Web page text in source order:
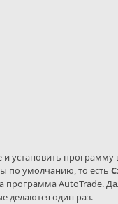
и установить
по умолчанию, то есть
программа AutoTrade.
делаются один раз.